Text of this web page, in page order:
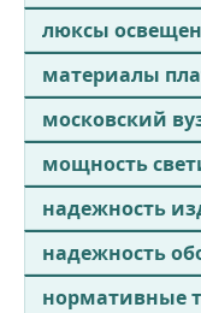
люксы
материалы
московский
мощность
надежность
надежность
нормативные